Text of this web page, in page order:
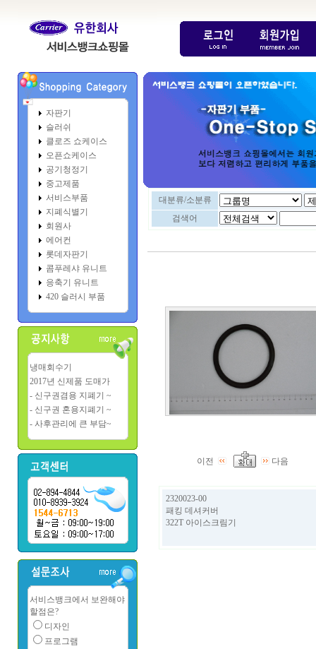
자판기
슬러쉬
클로즈 쇼케이스
오픈쇼케이스
공기청정기
중고제품
서비스부품
지폐식별기
회원사
에어컨
롯데자판기
콤푸레샤 유니트
응축기 유니트
420 슬러시 부품
냉매회수기
2017년 신제품 도매가
- 신구권겸용 지폐기 ~
- 신구권 혼용지폐기 ~
- 사후관리에 큰 부담~
서비스뱅크에서 보완해야
할점은?
디자인
프로그램
대분류/소분류
검색어
이전 다음
2320023-00
패킹 데셔커버
322T 아이스크림기